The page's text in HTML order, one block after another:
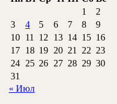
1
2
3
4 5 6 7 8
9
10 11 12 13 14 15 16
17 18 19 20 21 22 23
24 25 26 27 28 29 30
31
« Июл